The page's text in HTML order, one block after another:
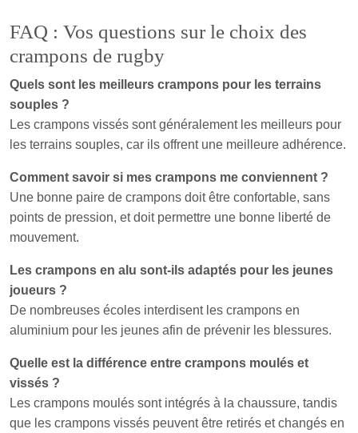
FAQ : Vos questions sur le choix des
crampons de rugby
Quels sont les meilleurs crampons pour les terrains
souples ?
Les crampons vissés sont généralement les meilleurs pour
les terrains souples, car ils offrent une meilleure adhérence.
Comment savoir si mes crampons me conviennent ?
Une bonne paire de crampons doit être confortable, sans
points de pression, et doit permettre une bonne liberté de
mouvement.
Les crampons en alu sont-ils adaptés pour les jeunes
joueurs ?
De nombreuses écoles interdisent les crampons en
aluminium pour les jeunes afin de prévenir les blessures.
Quelle est la différence entre crampons moulés et
vissés ?
Les crampons moulés sont intégrés à la chaussure, tandis
que les crampons vissés peuvent être retirés et changés en